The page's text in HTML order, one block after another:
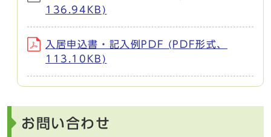
136.94KB)
入居申込書・記入例PDF (PDF形式、
113.10KB)
お問い合わせ